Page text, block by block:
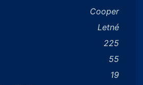
Cooper
Letné
225
55
19